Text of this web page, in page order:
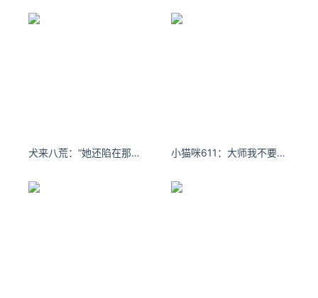
犬来八荒：“她还陷在那段隔世经年的梦。” #清汉女 小猫咪611：大师我不要桃花 我要钱花#沙漏型身材 #初恋脸 #腰臀比